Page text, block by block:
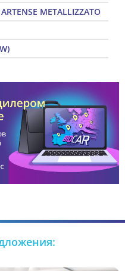
METALLIZZATO